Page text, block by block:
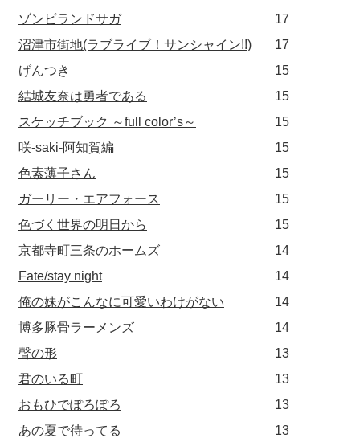
ゾンビランドサガ
17
沼津市街地(ラブライブ！サンシャイン!!)
17
げんつき
15
結城友奈は勇者である
15
スケッチブック ～full color’s～
15
咲-saki-阿知賀編
15
色素薄子さん
15
ガーリー・エアフォース
15
色づく世界の明日から
15
京都寺町三条のホームズ
14
Fate/stay night
14
俺の妹がこんなに可愛いわけがない
14
博多豚骨ラーメンズ
14
聲の形
13
君のいる町
13
おもひでぽろぽろ
13
あの夏で待ってる
13